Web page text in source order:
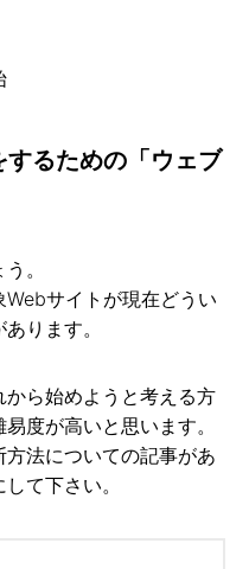
るための「ウェブ
。
サイトが現在どうい
ります。
ら始めようと考える方
度が高いと思います。
法についての記事があ
て下さい。